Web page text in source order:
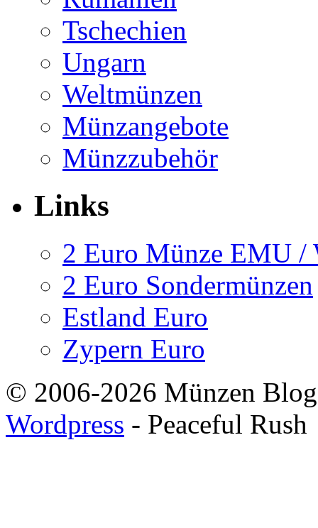
Tschechien
Ungarn
Weltmünzen
Münzangebote
Münzzubehör
Links
2 Euro Münze EMU /
2 Euro Sondermünzen
Estland Euro
Zypern Euro
© 2006-2026 Münzen
Wordpress - Peaceful Rush